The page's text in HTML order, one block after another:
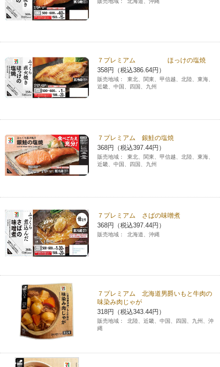
保険
コインランドリー（店舗限定）
自転車シェアリング（店舗限定）
モバイルバッテリーシェアリング（店舗限定）
荷物預かりサービス「ecbocloakエクボクローク」（店舗限定）
パウダースペース ラブン（店舗限定）
セブン‐イレブンの「商品力」
セブン-イレブンの歴史
７プレミアム ほっけの塩焼
358円（税込386.64円）
販売地域：
東北、関東、甲信越、北陸、東海、
近畿、中国、四国、九州
７プレミアム 銀鮭の塩焼
368円（税込397.44円）
販売地域：
東北、関東、甲信越、北陸、東海、
近畿、中国、四国、九州
７プレミアム さばの味噌煮
368円（税込397.44円）
販売地域： 北海道、沖縄
７プレミアム 北海道男爵いもと牛肉の
味染み肉じゃが
318円（税込343.44円）
販売地域：
北陸、近畿、中国、四国、九州、沖
縄